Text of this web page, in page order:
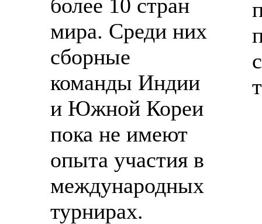
более 10 стран
мира. Среди них
сборные
команды Индии
и Южной Кореи
пока не имеют
опыта участия в
международных
турнирах.